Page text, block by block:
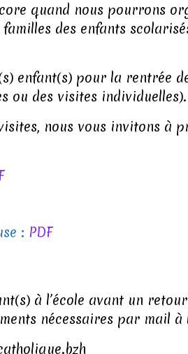
quand nous pourrons
des enfants
enfant(s) pour la rentrée
ou des visites individuelles).
nous vous invitons à
: PDF
à l’école avant un
nécessaires par mail à